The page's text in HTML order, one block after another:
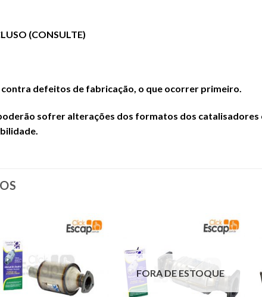
(CONSULTE)
contra defeitos de fabricação, o que ocorrer primeiro.
sofrer alterações dos formatos dos catalisadores
FORA DE ESTOQUE